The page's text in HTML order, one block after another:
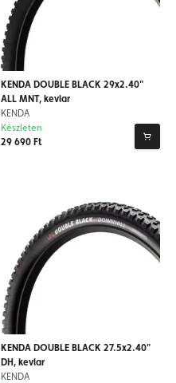
KENDA DOUBLE BLACK 29x2.40"
ALL MNT, kevlar
KENDA
29 690 Ft
Készleten
KENDA DOUBLE BLACK 27.5x2.40"
DH, kevlar
KENDA